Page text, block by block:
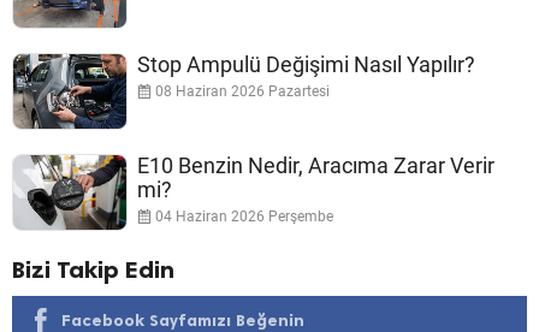
Stop Ampulü Değişimi Nasıl Yapılır?
08 Haziran 2026 Pazartesi
E10 Benzin Nedir, Aracıma Zarar Verir
mi?
04 Haziran 2026 Perşembe
Bizi Takip Edin
Facebook Sayfamızı Beğenin